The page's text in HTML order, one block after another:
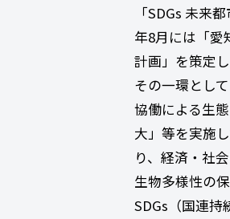
「SDGs 未来
年8月には「愛
計画」を策定
その一環とし
協働による生
大」等を実施
り、経済・社
生物多様性の
SDGs（国連持